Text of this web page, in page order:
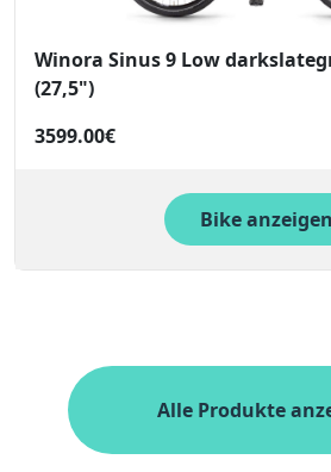
Winora Sinus 9 Low
(27,5")
3599.00€
Bike anzeigen
Alle Produkte